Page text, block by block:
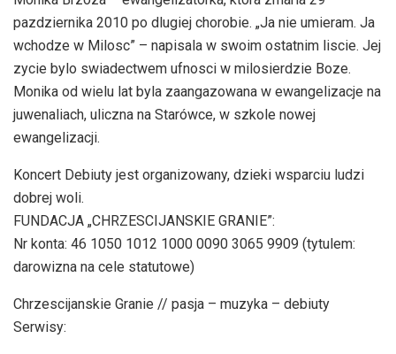
pazdziernika 2010 po dlugiej chorobie. „Ja nie umieram. Ja
wchodze w Milosc” – napisala w swoim ostatnim liscie. Jej
zycie bylo swiadectwem ufnosci w milosierdzie Boze.
Monika od wielu lat byla zaangazowana w ewangelizacje na
juwenaliach, uliczna na Starówce, w szkole nowej
ewangelizacji.
Koncert Debiuty jest organizowany, dzieki wsparciu ludzi
dobrej woli.
FUNDACJA „CHRZESCIJANSKIE GRANIE”:
Nr konta: 46 1050 1012 1000 0090 3065 9909 (tytulem:
darowizna na cele statutowe)
Chrzescijanskie Granie // pasja – muzyka – debiuty
Serwisy: